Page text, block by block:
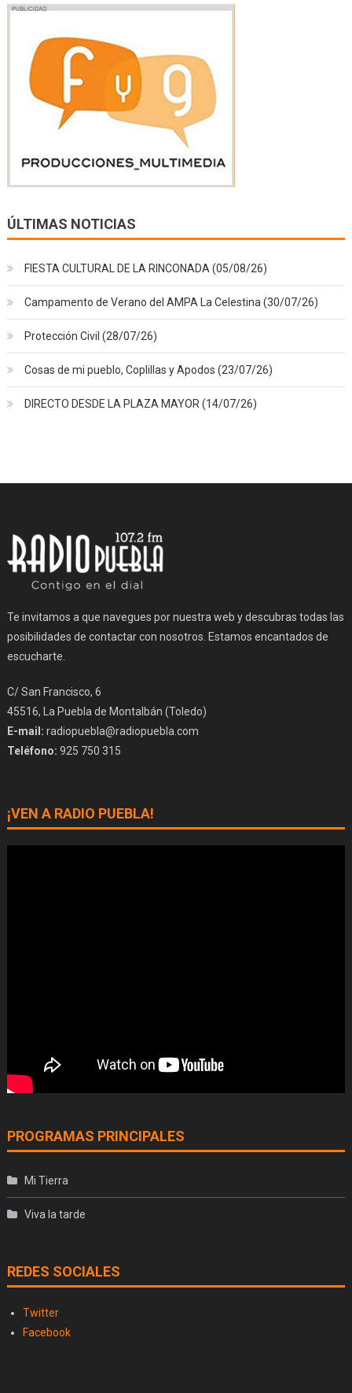
ÚLTIMAS NOTICIAS
FIESTA CULTURAL DE LA RINCONADA (05/08/26)
Campamento de Verano del AMPA La Celestina (30/07/26)
Protección Civil (28/07/26)
Cosas de mi pueblo, Coplillas y Apodos (23/07/26)
DIRECTO DESDE LA PLAZA MAYOR (14/07/26)
Te invitamos a que navegues por nuestra web y descubras todas las
posibilidades de contactar con nosotros. Estamos encantados de
escucharte.
C/ San Francisco, 6
45516, La Puebla de Montalbán (Toledo)
E-mail: radiopuebla@radiopuebla.com
Teléfono: 925 750 315
¡VEN A RADIO PUEBLA!
PROGRAMAS PRINCIPALES
Mi Tierra
Viva la tarde
REDES SOCIALES
Twitter
Facebook